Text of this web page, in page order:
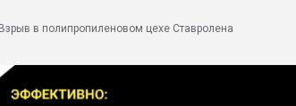
на
Взрыв в полипропиленовом цехе Ставролена